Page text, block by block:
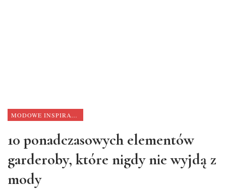
10 ponadczasowych elementów
garderoby, które nigdy nie wyjdą z
mody